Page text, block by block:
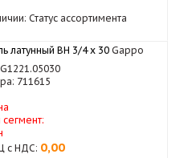
Статус ассортимента
латунный ВН 3/4 x 30Gappo
711615
с НДС: 0,00